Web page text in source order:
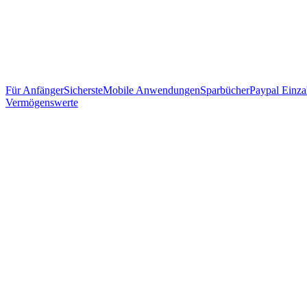
Für AnfängerSichersteMobile AnwendungenSparbücherPaypal
Vermögenswerte